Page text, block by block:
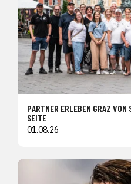
PARTNER ERLEBEN GRAZ VON
SEITE
01.08.26